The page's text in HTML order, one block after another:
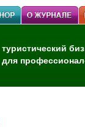
туристический
для